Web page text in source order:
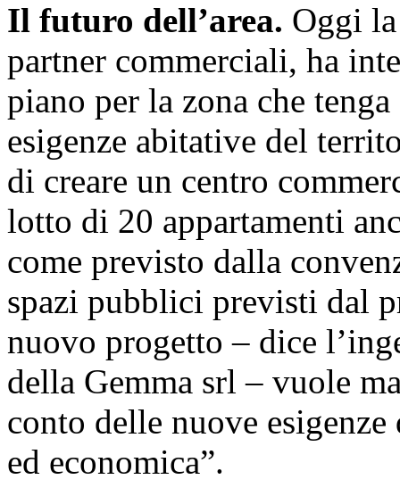
Il futuro dell’area. Oggi
partner commerciali, ha
piano per la zona che
esigenze abitative del
di creare un centro
lotto di 20 appartamenti
come previsto dalla
spazi pubblici previsti dal
nuovo progetto – dice
della Gemma srl – vuole
conto delle nuove
ed economica”.